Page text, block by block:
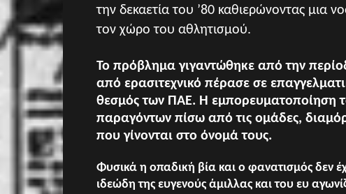
την δεκαετία του ’80 καθιερώνοντας μια
τον χώρο του αθλητισμού.
Το πρόβλημα γιγαντώθηκε από την
από ερασιτεχνικό πέρασε σε
θεσμός των ΠΑΕ. Η εμπορευματοποίηση
παραγόντων πίσω από τις ομάδες,
που γίνονται στο όνομά τους.
Φυσικά η οπαδική βία και ο φανατισμός δεν
ιδεώδη της ευγενούς άμιλλας και του ευ